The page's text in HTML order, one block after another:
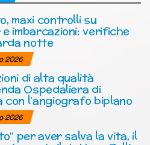
maxi controlli su
imbarcazioni: verifiche
notte
2026
di alta qualità
Ospedaliera di
con l’angiografo biplano
2026
per aver salva la vita, il